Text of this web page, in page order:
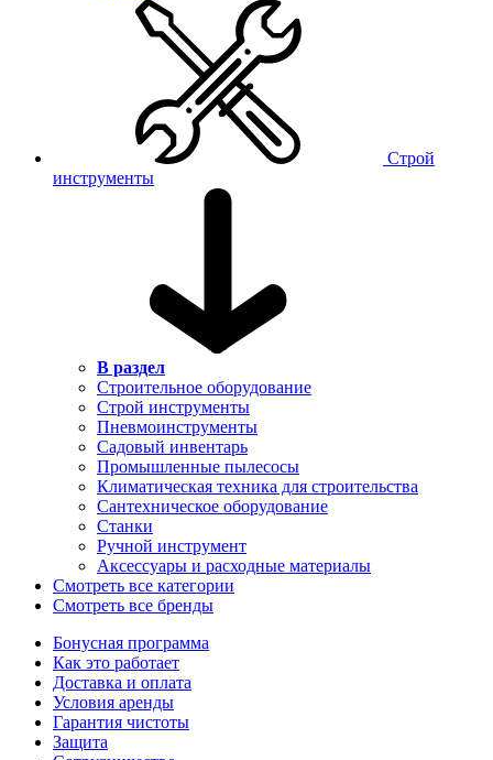
Строй
инструменты
В раздел
Строительное оборудование
Строй инструменты
Пневмоинструменты
Садовый инвентарь
Промышленные пылесосы
Климатическая техника для строительства
Сантехническое оборудование
Станки
Ручной инструмент
Аксессуары и расходные материалы
Смотреть все категории
Смотреть все бренды
Бонусная программа
Как это работает
Доставка и оплата
Условия аренды
Гарантия чистоты
Защита